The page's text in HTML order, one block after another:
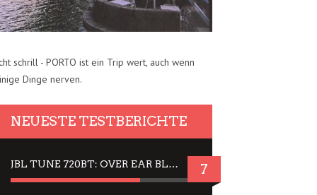
schrill - PORTO ist ein Trip wert, auch wenn
Dinge nerven.
NEUESTE TESTBERICHTE
JBL TUNE 720BT: OVER EAR BLUETOOTH KOPFHÖRER UM DIE 50,-€ IM DAUER-TEST 7